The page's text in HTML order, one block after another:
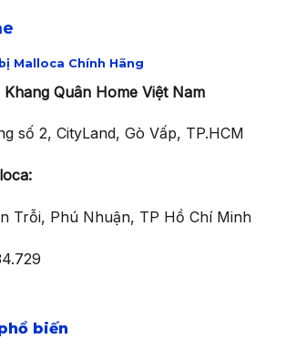
Malloca Chính Hãng
Quân Home Việt Nam
số 2, CityLand, Gò Vấp, TP.HCM
Trỗi, Phú Nhuận, TP Hồ Chí Minh
biến